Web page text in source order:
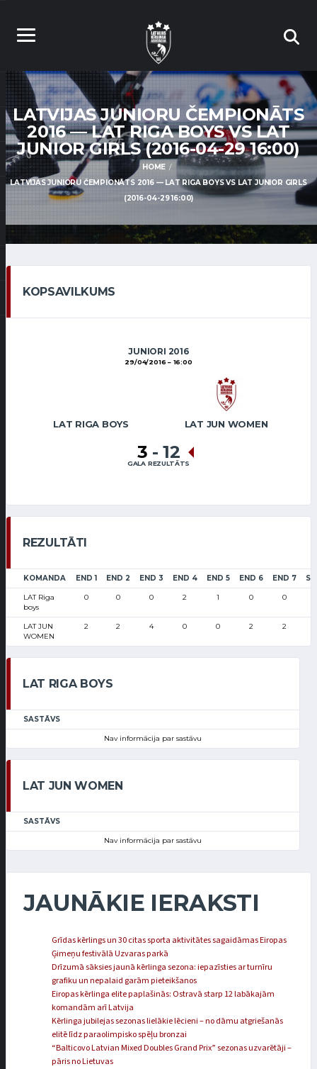
LATVIJAS JUNIORU ČEMPIONĀTS
2016 — LAT RIGA BOYS VS LAT
JUNIOR GIRLS (2016-04-29 16:00)
HOME
LATVIJAS JUNIORU ČEMPIONĀTS 2016 — LAT RIGA BOYS VS LAT JUNIOR GIRLS
(2016-04-29 16:00)
KOPSAVILKUMS
JUNIORI 2016
29/04/2016 16:00
LAT RIGA BOYS LAT JUN WOMEN
3 - 12
GALA REZULTĀTS
REZULTĀTI
KOMANDA END 1 END 2 END 3 END 4 END 5 END 6 END 7
LAT Riga
boys
0 0 0 2 1 0 0
LAT JUN
WOMEN
2 2 4 0 0 2 2
LAT RIGA BOYS
SASTĀVS
Nav informācija par sastāvu
LAT JUN WOMEN
SASTĀVS
Nav informācija par sastāvu
JAUNĀKIE IERAKSTI
Grīdas kērlings un 30 citas sporta aktivitātes sagaidāmas Eiropas
Ģimeņu festivālā Uzvaras parkā
Drīzumā sāksies jaunā kērlinga sezona: iepazīsties ar turnīru
grafiku un nepalaid garām pieteikšanos
Eiropas kērlinga elite paplašinās: Ostravā starp 12 labākajām
komandām arī Latvija
Kērlinga jubilejas sezonas lielākie lēcieni – no dāmu atgriešanās
elitē līdz paraolimpisko spēļu bronzai
“Balticovo Latvian Mixed Doubles Grand Prix” sezonas uzvarētāji –
pāris no Lietuvas